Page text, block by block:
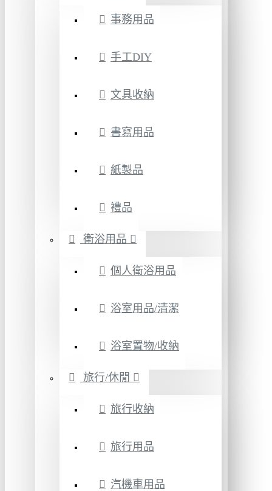
事務用品
手工DIY
文具收納
書寫用品
紙製品
禮品
衛浴用品
個人衛浴用品
浴室用品/清潔
浴室置物/收納
旅行/休閒
旅行收納
旅行用品
汽機車用品